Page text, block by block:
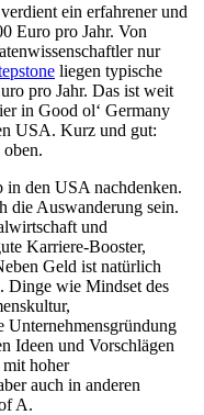
ein erfahrener und
Euro pro Jahr. Von
nur
liegen typische
pro Jahr. Das ist weit
in Good ol‘ Germany
USA. Kurz und gut:
in den USA nachdenken.
die Auswanderung sein.
und
Karriere-Booster,
Geld ist natürlich
Dinge wie Mindset des
Unternehmensgründung
Ideen und Vorschlägen
hoher
auch in anderen
A.